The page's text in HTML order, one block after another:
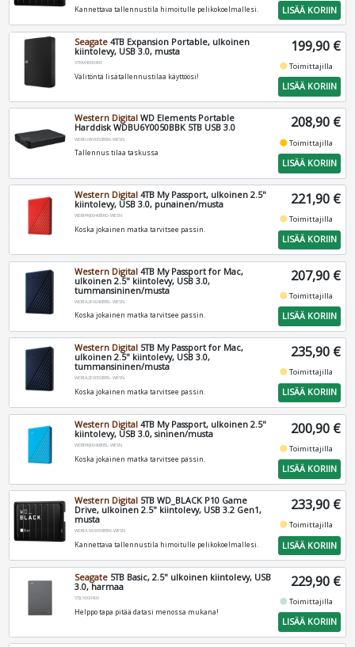
Kannettava tallennustila himoitulle pelikokoelmallesi. LISÄÄ KORIIN
Seagate 4TB Expansion Portable, ulkoinen
kiintolevy, USB 3.0, musta
STKM4000400
Välitöntä lisätallennustilaa käyttöösi!
199,90 €
fiber_manual_recordToimittajilla
LISÄÄ KORIIN
Western Digital WD Elements Portable
Harddisk WDBU6Y0050BBK 5TB USB 3.0
WDBU6Y0050BBK-WESN
Tallennus tilaa taskussa
208,90 €
fiber_manual_recordToimittajilla
LISÄÄ KORIIN
Western Digital 4TB My Passport, ulkoinen 2.5"
kiintolevy, USB 3.0, punainen/musta
WDBPKJ0040BRD-WESN
Koska jokainen matka tarvitsee passin.
221,90 €
fiber_manual_recordToimittajilla
LISÄÄ KORIIN
Western Digital 4TB My Passport for Mac,
ulkoinen 2.5" kiintolevy, USB 3.0,
tummansininen/musta
WDBA2F0040BBL-WESN
Koska jokainen matka tarvitsee passin.
207,90 €
fiber_manual_recordToimittajilla
LISÄÄ KORIIN
Western Digital 5TB My Passport for Mac,
ulkoinen 2.5" kiintolevy, USB 3.0,
tummansininen/musta
WDBA2F0050BBL-WESN
Koska jokainen matka tarvitsee passin.
235,90 €
fiber_manual_recordToimittajilla
LISÄÄ KORIIN
Western Digital 4TB My Passport, ulkoinen 2.5"
kiintolevy, USB 3.0, sininen/musta
WDBPKJ0040BBL-WESN
Koska jokainen matka tarvitsee passin.
200,90 €
fiber_manual_recordToimittajilla
LISÄÄ KORIIN
Western Digital 5TB WD_BLACK P10 Game
Drive, ulkoinen 2.5" kiintolevy, USB 3.2 Gen1,
musta
WDBA3A0050BBK-WESN
Kannettava tallennustila himoitulle pelikokoelmallesi.
233,90 €
fiber_manual_recordToimittajilla
LISÄÄ KORIIN
Seagate 5TB Basic, 2.5" ulkoinen kiintolevy, USB
3.0, harmaa
STJL5000400
Helppo tapa pitää datasi menossa mukana!
229,90 €
fiber_manual_recordToimittajilla
LISÄÄ KORIIN